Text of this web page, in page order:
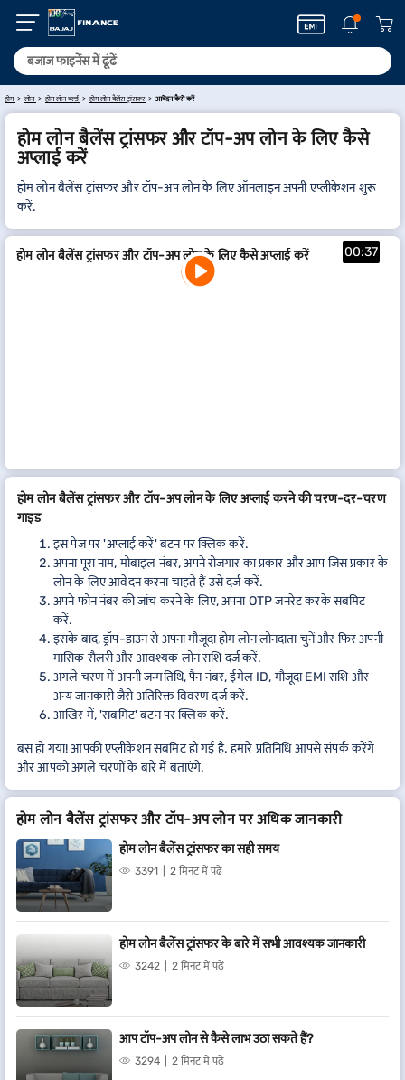
होम लोन होम लोन वर्ल्ड होम लोन बैलेंस ट्रांसफर आवेदन कैसे करें
होम लोन बैलेंस ट्रांसफर और टॉप-अप लोन के लिए कैसे
अप्लाई करें
होम लोन बैलेंस ट्रांसफर और टॉप-अप लोन के लिए ऑनलाइन अपनी एप्लीकेशन शुरू
करें.
होम लोन बैलेंस ट्रांसफर और टॉप-अप लोन के लिए कैसे अप्लाई करें 00:37
होम लोन बैलेंस ट्रांसफर और टॉप-अप लोन के लिए अप्लाई करने की चरण-दर-चरण
गाइड
इस पेज पर 'अप्लाई करें' बटन पर क्लिक करें.
अपना पूरा नाम, मोबाइल नंबर, अपने रोजगार का प्रकार और आप जिस प्रकार के
लोन के लिए आवेदन करना चाहते हैं उसे दर्ज करें.
अपने फोन नंबर की जांच करने के लिए, अपना OTP जनरेट करके सबमिट
करें.
इसके बाद, ड्रॉप-डाउन से अपना मौजूदा होम लोन लोनदाता चुनें और फिर अपनी
मासिक सैलरी और आवश्यक लोन राशि दर्ज करें.
अगले चरण में अपनी जन्मतिथि, पैन नंबर, ईमेल ID, मौजूदा EMI राशि और
अन्य जानकारी जैसे अतिरिक्त विवरण दर्ज करें.
आखिर में, 'सबमिट' बटन पर क्लिक करें.
बस हो गया! आपकी एप्लीकेशन सबमिट हो गई है. हमारे प्रतिनिधि आपसे संपर्क करेंगे
और आपको अगले चरणों के बारे में बताएंगे.
होम लोन बैलेंस ट्रांसफर और टॉप-अप लोन पर अधिक जानकारी
होम लोन बैलेंस ट्रांसफर का सही समय
3391 2 मिनट में पढ़ें
होम लोन बैलेंस ट्रांसफर के बारे में सभी आवश्यक जानकारी
3242 2 मिनट में पढ़ें
आप टॉप-अप लोन से कैसे लाभ उठा सकते हैं?
3294 2 मिनट में पढ़ें